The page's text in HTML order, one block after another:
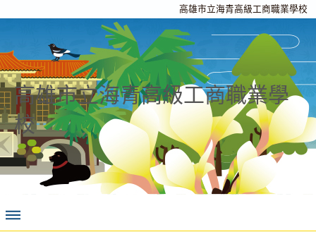
高雄市立海青高級工商職業學校
高雄市立海青高級工商職業學
校